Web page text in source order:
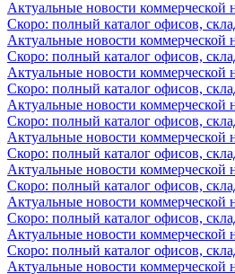
Актуальные новости коммерческой
Скоро: полный каталог офисов,
Актуальные новости коммерческой
Скоро: полный каталог офисов,
Актуальные новости коммерческой
Скоро: полный каталог офисов,
Актуальные новости коммерческой
Скоро: полный каталог офисов,
Актуальные новости коммерческой
Скоро: полный каталог офисов,
Актуальные новости коммерческой
Скоро: полный каталог офисов,
Актуальные новости коммерческой
Скоро: полный каталог офисов,
Актуальные новости коммерческой
Скоро: полный каталог офисов,
Актуальные новости коммерческой